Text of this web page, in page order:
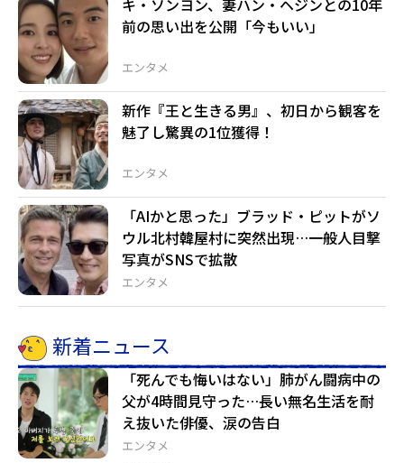
エンタメ
キ・ソンヨン、妻ハン・ヘジンとの10年
前の思い出を公開「今もいい」
エンタメ
新作『王と生きる男』、初日から観客を
魅了し驚異の1位獲得！
エンタメ
「AIかと思った」ブラッド・ピットがソ
ウル北村韓屋村に突然出現…一般人目撃
写真がSNSで拡散
新着ニュース
エンタメ
「死んでも悔いはない」肺がん闘病中の
父が4時間見守った…長い無名生活を耐
え抜いた俳優、涙の告白